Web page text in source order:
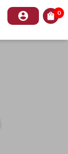
account_circle shopping_bag 0